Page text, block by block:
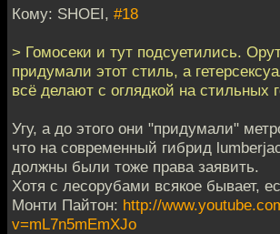
Кому: SHOEI, #18
> Гомосеки и тут подсуетились.
придумали этот стиль, а
всё делают с оглядкой на стильных
Угу, а до этого они "придумали"
что на современный гибрид
должны были тоже права заявить.
Хотя с лесорубами всякое бывает,
Монти Пайтон: http://
v=mL7n5mEmXJo